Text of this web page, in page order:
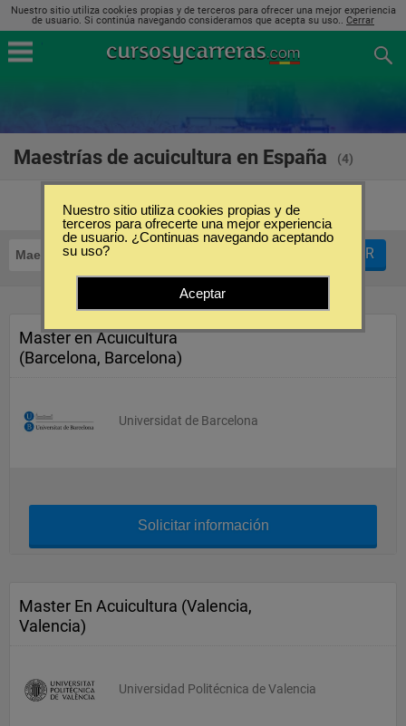
Nuestro sitio utiliza cookies propias y de terceros para ofrecer una mejor experiencia
de usuario. Si continúa navegando consideramos que acepta su uso.. Cerrar
Maestrías de acuicultura en España (4)
Maestrías FILTRAR
Master en Acuicultura
(Barcelona, Barcelona)
Universidat de Barcelona
Solicitar información
Master En Acuicultura (Valencia,
Valencia)
Universidad Politécnica de Valencia
Nuestro sitio utiliza cookies propias y de
terceros para ofrecerte una mejor experiencia
de usuario. ¿Continuas navegando aceptando
su uso?
Aceptar